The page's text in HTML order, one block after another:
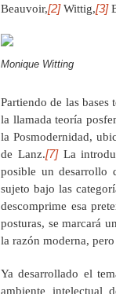
Beauvoir,[2]Wittig,[3]
Monique Witting
Partiendo de las
la llamada teoría
la Posmodernidad,
de Lanz.[7]La
posible un desarrollo
sujeto bajo las
descomprime esa
posturas, se marcará
la razón moderna,
Ya desarrollado el
ambiente intelectual